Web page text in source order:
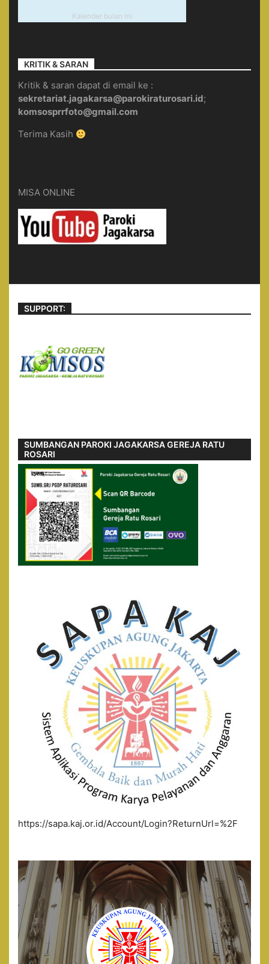
Kalender bulan ini
KRITIK & SARAN
Kritik & saran dapat di email ke :
sekretariat.jagakarsa@parokiraturosari.id;
komsosprrfoto@gmail.com
Terima Kasih
MISA ONLINE
SUPPORT:
SUMBANGAN PAROKI JAGAKARSA GEREJA RATU
ROSARI
https://sapa.kaj.or.id/Account/Login?ReturnUrl=%2F